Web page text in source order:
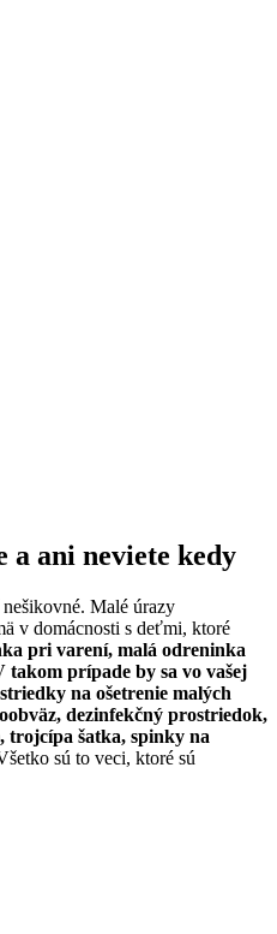
a ani neviete kedy
nešikovné. Malé úrazy
v domácnosti s deťmi, ktoré
pri varení, malá odreninka
prípade by sa vo vašej
na ošetrenie malých
dezinfekčný prostriedok,
trojcípa šatka, spinky na
sú to veci, ktoré sú